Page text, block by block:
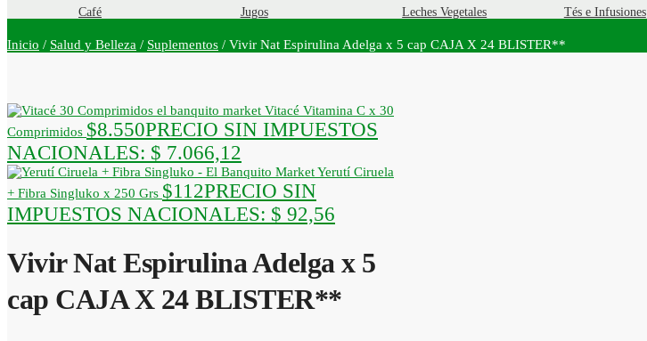
Café Jugos Leches Vegetales Tés e Infusiones
Inicio / Salud y Belleza / Suplementos / Vivir Nat Espirulina Adelga x 5 cap CAJA X 24 BLISTER**
Vitacé Vitamina C x 30
Comprimidos $8.550PRECIO SIN IMPUESTOS
NACIONALES: $ 7.066,12
Yerutí Ciruela
+ Fibra Singluko x 250 Grs $112PRECIO SIN
IMPUESTOS NACIONALES: $ 92,56
Vivir Nat Espirulina Adelga x 5
cap CAJA X 24 BLISTER**